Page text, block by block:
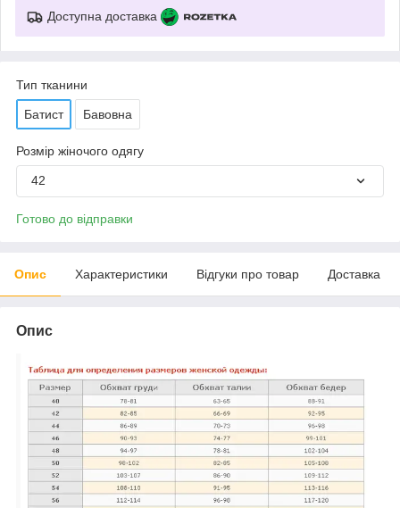
Доступна доставка
Тип тканини
Батист Бавовна
Розмір жіночого одягу
42
Готово до відправки
Опис Характеристики Відгуки про товар Доставка
Опис